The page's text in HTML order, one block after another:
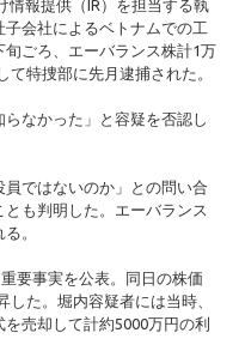
情報提供（IR）を担当する執
会社によるベトナムでの工
ごろ、エーバランス株計1万
特捜部に先月逮捕された。
なかった」と容疑を否認し
ではないのか」との問い合
も判明した。エーバランス
。
要事実を公表。同日の株価
した。堀内容疑者には当時、
売却して計約5000万円の利